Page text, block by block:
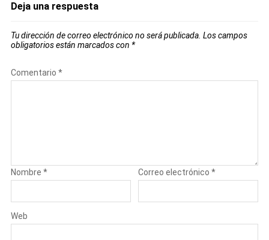
Deja una respuesta
Tu dirección de correo electrónico no será publicada. Los campos
obligatorios están marcados con *
Comentario *
Nombre * Correo electrónico*
Web